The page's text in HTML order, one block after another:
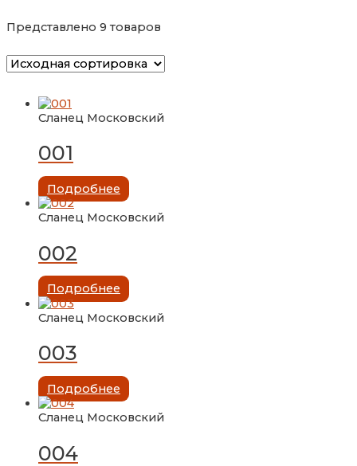
Представлено 9 товаров
Сланец Московский
001
Подробнее
Сланец Московский
002
Подробнее
Сланец Московский
003
Подробнее
Сланец Московский
004